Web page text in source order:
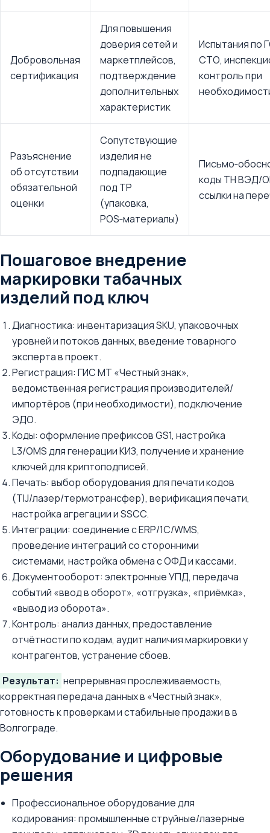
Добровольная
сертификация
Для повышения
доверия сетей и
маркетплейсов,
подтверждение
дополнительных
характеристик
Испытания по
СТО,
контроль при
Разъяснение
об отсутствии
обязательной
оценки
Сопутствующие
изделия не
подпадающие
под ТР
(упаковка,
POS‑материалы)
коды ТН ВЭД/
ссылки на
Пошаговое внедрение
маркировки табачных
изделий под ключ
Диагностика: инвентаризация SKU, упаковочных
уровней и потоков данных, введение товарного
эксперта в проект.
Регистрация: ГИС МТ «Честный знак»,
ведомственная регистрация производителей/
импортёров (при необходимости), подключение
ЭДО.
Коды: оформление префиксов GS1, настройка
L3/OMS для генерации КИЗ, получение и хранение
ключей для криптоподписей.
Печать: выбор оборудования для печати кодов
(TIJ/лазер/термотрансфер), верификация печати,
настройка агрегации и SSCC.
Интеграции: соединение с ERP/1С/WMS,
проведение интеграций со сторонними
системами, настройка обмена с ОФД и кассами.
Документооборот: электронные УПД, передача
событий «ввод в оборот», «отгрузка», «приёмка»,
«вывод из оборота».
Контроль: анализ данных, предоставление
отчётности по кодам, аудит наличия маркировки у
контрагентов, устранение сбоев.
Результат: непрерывная прослеживаемость,
корректная передача данных в «Честный знак»,
готовность к проверкам и стабильные продажи в в
Волгограде.
Оборудование и цифровые
решения
Профессиональное оборудование для
кодирования: промышленные струйные/лазерные